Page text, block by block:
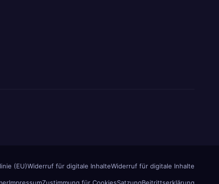
(EU)Widerruf für digitale InhalteWiderruf für digitale Inhalte